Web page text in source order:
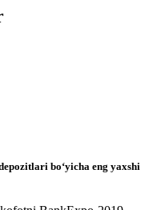
bo‘yicha eng yaxshi